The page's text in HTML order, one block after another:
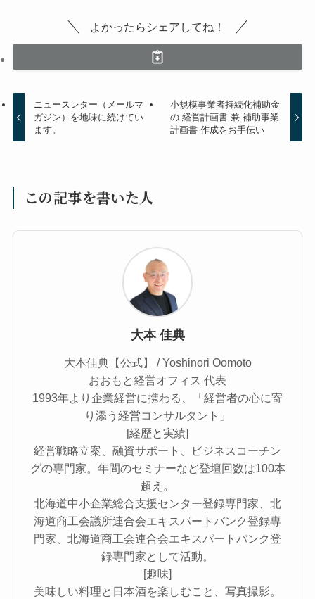
よかったらシェアしてね！
ニュースレター（メールマ
ガジン）を地味に続けてい
ます。
小規模事業者持続化補助金
の 経営計画書 兼 補助事業
計画書 作成をお手伝い
この記事を書いた人
大本 佳典
大本佳典【公式】 / Yoshinori Oomoto
おおもと経営オフィス 代表
1993年より企業経営に携わる、「経営者の心に寄
り添う経営コンサルタント」
[経歴と実績]
経営戦略立案、融資サポート、ビジネスコーチン
グの専門家。年間のセミナーなど登壇回数は100本
超え。
北海道中小企業総合支援センター登録専門家、北
海道商工会議所連合会エキスパートバンク登録専
門家、北海道商工会連合会エキスパートバンク登
録専門家として活動。
[趣味]
美味しい料理と日本酒を楽しむこと、写真撮影。